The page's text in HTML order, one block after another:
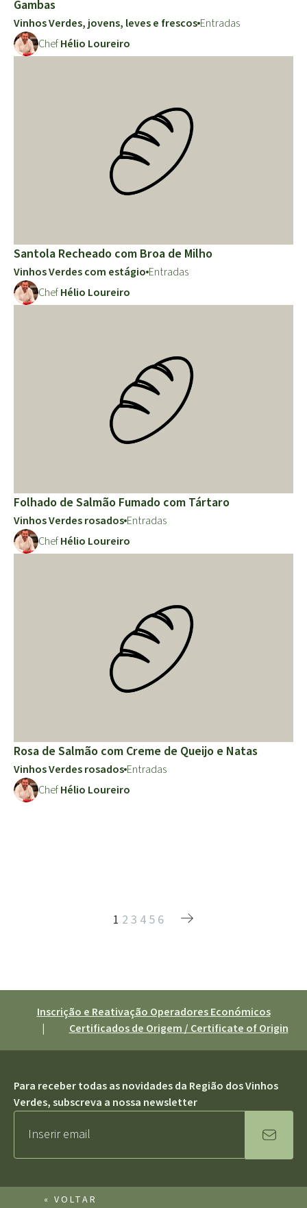
Gambas
Vinhos Verdes, jovens, leves e frescos Entradas
ChefHélio Loureiro
Santola Recheado com Broa de Milho
Vinhos Verdes com estágio Entradas
ChefHélio Loureiro
Folhado de Salmão Fumado com Tártaro
Vinhos Verdes rosados Entradas
ChefHélio Loureiro
Rosa de Salmão com Creme de Queijo e Natas
Vinhos Verdes rosados Entradas
ChefHélio Loureiro
1 2 3 4 5 6
Inscrição e Reativação Operadores Económicos
|
Certificados de Origem / Certificate of Origin
Para receber todas as novidades da Região dos Vinhos
Verdes, subscreva a nossa newsletter
« VOLTAR